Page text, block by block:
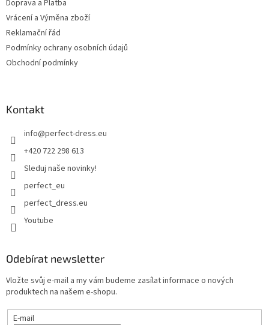
Doprava a Platba
Vrácení a Výměna zboží
Reklamační řád
Podmínky ochrany osobních údajů
Obchodní podmínky
Kontakt
info@perfect-dress.eu
+420 722 298 613
Sleduj naše novinky!
perfect_eu
perfect_dress.eu
Youtube
Odebírat newsletter
Vložte svůj e-mail a my vám budeme zasílat informace o nových
produktech na našem e-shopu.
E-mail